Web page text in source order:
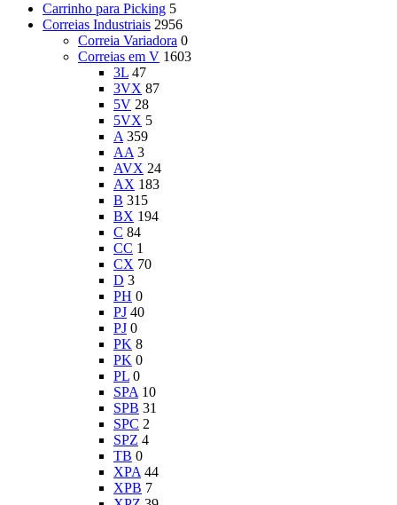
Carrinho para Picking 5
Correias Industriais 2956
Correia Variadora 0
Correias em V 1603
3L 47
3VX 87
5V 28
5VX 5
A 359
AA 3
AVX 24
AX 183
B 315
BX 194
C 84
CC 1
CX 70
D 3
PH 0
PJ 40
PJ 0
PK 8
PK 0
PL 0
SPA 10
SPB 31
SPC 2
SPZ 4
TB 0
XPA 44
XPB 7